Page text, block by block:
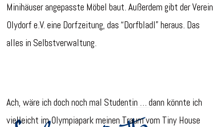
Minihäuser angepasste Möbel baut. Außerdem gibt der Verein
Olydorf e.V. eine Dorfzeitung, das “Dorfbladl” heraus. Das
alles in Selbstverwaltung.
Ach, wäre ich doch noch mal Studentin … dann könnte ich
vielleicht im Olympiapark meinen Traum vom Tiny House